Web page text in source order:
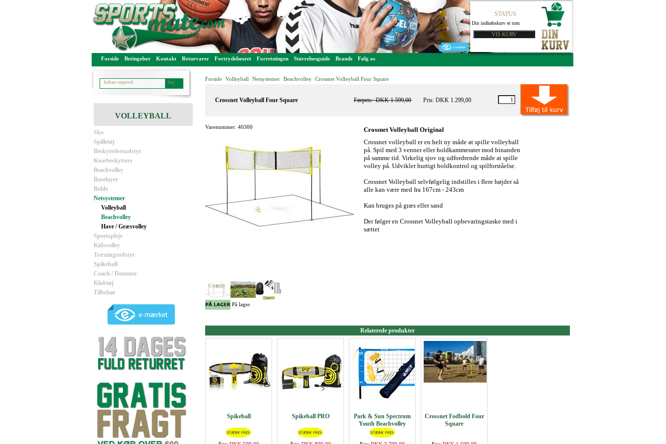
STATUS
Din indkøbskurv er tom
Forside Betingelser Kontakt Returvarer Fortrydelsesret Forretningen Størrelsesguide Brands Følg os
VOLLEYBALL
Sko
Spilletøj
Beskyttelsesudstyr
Knæbeskyttere
Beachvolley
Baselayer
Bolde
Netsystemer
Volleyball
Beachvolley
Have / Græsvolley
Sportspleje
Kidsvolley
Træningsudstyr
Spikeball
Coach / Dommer
Klubtøj
Tilbehør
Forside Volleyball Netsystemer Beachvolley Crossnet Volleyball Four Square
Crossnet Volleyball Four Square Førpris:DKK 1.599,00 Pris: DKK 1.299,00
Varenummer: 40300
Crossnet Volleyball Original
Crossnet volleyball er en helt ny måde at spille volleyball
på. Spil med 3 venner eller holdkammerater mod hinanden
på samme tid. Virkelig sjov og udfordrende måde at spille
volley på. Udvikler hurtigt boldkontrol og spilforståelse.
Crossnet Volleyball selvfølgelig indstilles i flere højder så
alle kan være med fra 167cm - 243cm
Kan bruges på græs eller sand
Der følger en Crossnet Volleyball opbevaringstaske med i
sættet
På lager
Relaterede produkter
Spikeball Spikeball PRO
Park & Sun Spectrum
Youth Beachvolley
System
Crossnet Fodbold Four
Square